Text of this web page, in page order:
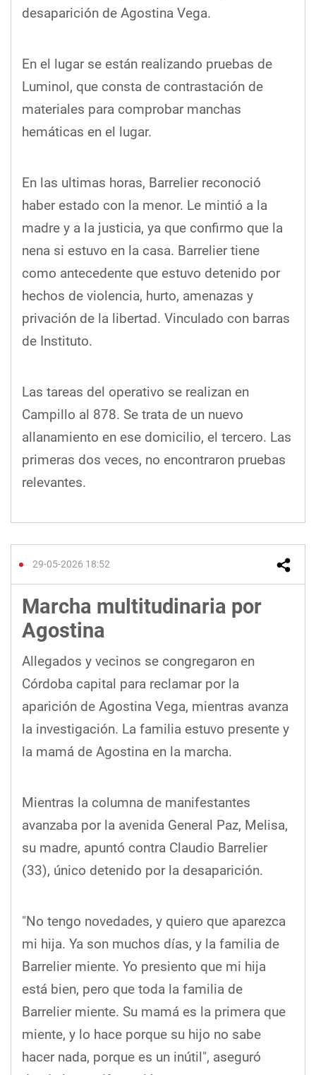
desaparición de Agostina Vega.
En el lugar se están realizando pruebas de
Luminol, que consta de contrastación de
materiales para comprobar manchas
hemáticas en el lugar.
En las ultimas horas, Barrelier reconoció
haber estado con la menor. Le mintió a la
madre y a la justicia, ya que confirmo que la
nena si estuvo en la casa. Barrelier tiene
como antecedente que estuvo detenido por
hechos de violencia, hurto, amenazas y
privación de la libertad. Vinculado con barras
de Instituto.
Las tareas del operativo se realizan en
Campillo al 878. Se trata de un nuevo
allanamiento en ese domicilio, el tercero. Las
primeras dos veces, no encontraron pruebas
relevantes.
29-05-2026 18:52
Marcha multitudinaria por
Agostina
Allegados y vecinos se congregaron en
Córdoba capital para reclamar por la
aparición de Agostina Vega, mientras avanza
la investigación. La familia estuvo presente y
la mamá de Agostina en la marcha.
Mientras la columna de manifestantes
avanzaba por la avenida General Paz, Melisa,
su madre, apuntó contra Claudio Barrelier
(33), único detenido por la desaparición.
"No tengo novedades, y quiero que aparezca
mi hija. Ya son muchos días, y la familia de
Barrelier miente. Yo presiento que mi hija
está bien, pero que toda la familia de
Barrelier miente. Su mamá es la primera que
miente, y lo hace porque su hijo no sabe
hacer nada, porque es un inútil", aseguró